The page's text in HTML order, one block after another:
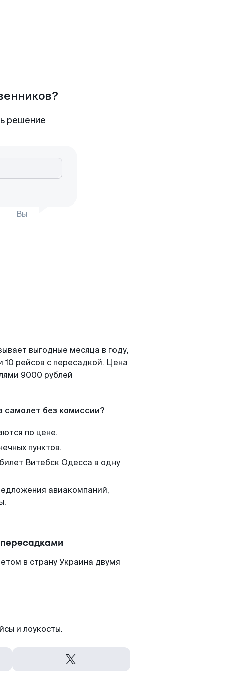
решение
Вы
выгодные месяца в году,
рейсов с пересадкой. Цена
9000 рублей
самолет без комиссии?
по цене.
пунктов.
Витебск Одесса в одну
авиакомпаний,
в страну Украина двумя
и лоукосты.